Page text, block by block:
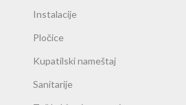
Instalacije
Pločice
Kupatilski nameštaj
Sanitarije